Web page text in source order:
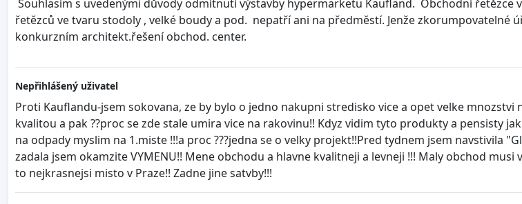
Souhlasím s uvedenými důvody odmítnutí výstavby hypermarketu Kaufland. Obchodní
řetězců ve tvaru stodoly , velké boudy a pod. nepatří ani na předměstí. Jenže zkorumpovatelné
konkurzním architekt.řešení obchod. center.
Nepřihlášený uživatel
Proti Kauflandu-jsem sokovana, ze by bylo o jedno nakupni stredisko vice a opet velke
kvalitou a pak ??proc se zde stale umira vice na rakovinu!! Kdyz vidim tyto produkty a pensisty
na odpady myslim na 1.miste !!!a proc ???jedna se o velky projekt!!Pred tydnem jsem navstivila
zadala jsem okamzite VYMENU!! Mene obchodu a hlavne kvalitneji a levneji !!! Maly obchod musi
to nejkrasnejsi misto v Praze!! Zadne jine satvby!!!